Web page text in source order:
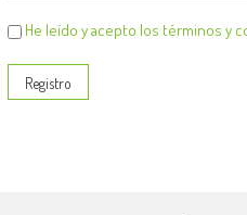
He leído y acepto los términos y